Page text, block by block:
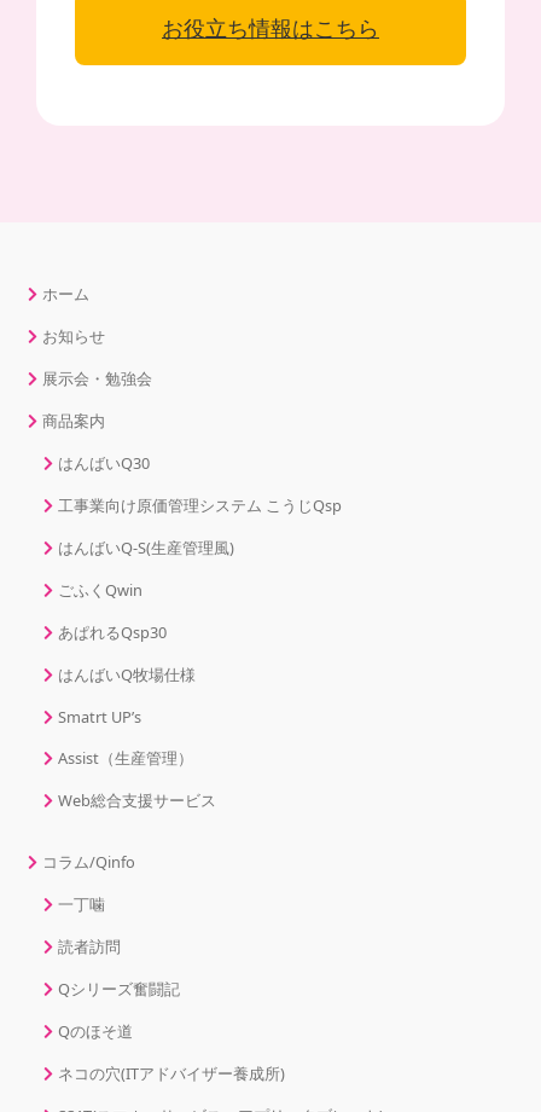
お役立ち情報はこちら
ホーム
お知らせ
展示会・勉強会
商品案内
はんばいQ30
工事業向け原価管理システム こうじQsp
はんばいQ-S(生産管理風)
ごふくQwin
あぱれるQsp30
はんばいQ牧場仕様
Smatrt UP’s
Assist（生産管理）
Web総合支援サービス
コラム/Qinfo
一丁噛
読者訪問
Qシリーズ奮闘記
Qのほそ道
ネコの穴(ITアドバイザー養成所)